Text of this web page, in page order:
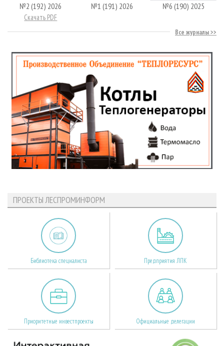
№2 (192) 2026
Скачать PDF
№1 (191) 2026 №6 (190) 2025
Все журналы
ПРОЕКТЫ ЛЕСПРОМИНФОРМ
Библиотека специалиста Предприятия ЛПК
Приоритетные инвестпроекты Официальные делегации